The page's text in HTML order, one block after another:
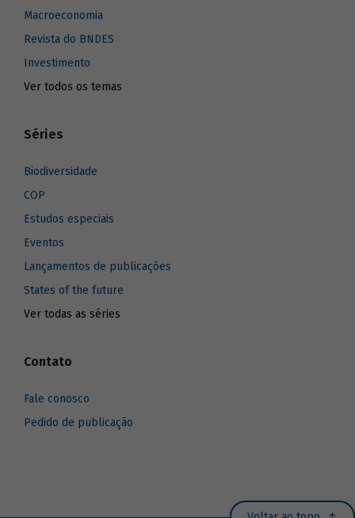
Macroeconomia
Revista do BNDES
Investimento
Ver todos os temas
Séries
Biodiversidade
COP
Estudos especiais
Eventos
Lançamentos de publicações
States of the future
Ver todas as séries
Contato
Fale conosco
Pedido de publicação